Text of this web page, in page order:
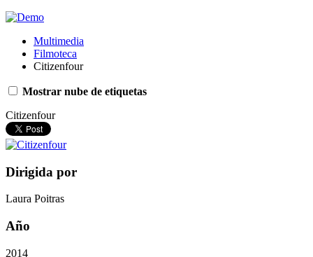
Multimedia
Filmoteca
Citizenfour
Mostrar nube de etiquetas
Citizenfour
Dirigida por
Laura Poitras
Año
2014